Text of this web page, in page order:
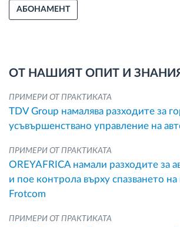
АБОНАМЕНТ
ОТ НАШИЯТ ОПИТ И
ПРИМЕРИ ОТ ПРАКТИКАТА
TDV Group намалява разходите за
усъвършенствано управление на
ПРИМЕРИ ОТ ПРАКТИКАТА
OREYAFRICA намали разходите за
и пое контрола върху спазването
Frotcom
ПРИМЕРИ ОТ ПРАКТИКАТА